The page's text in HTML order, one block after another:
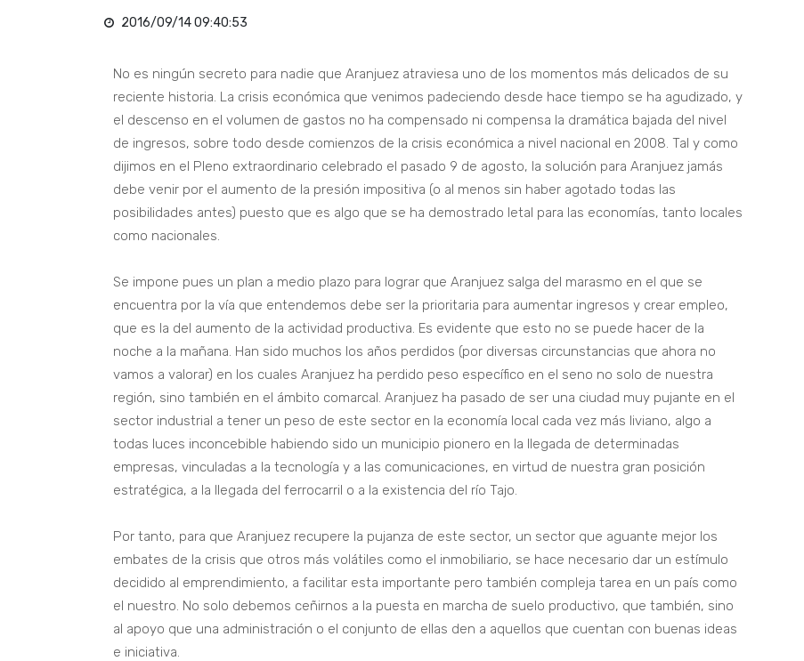
2016/09/14 09:40:53
No es ningún secreto para nadie que Aranjuez atraviesa uno de los momentos más delicados de su
reciente historia. La crisis económica que venimos padeciendo desde hace tiempo se ha agudizado, y
el descenso en el volumen de gastos no ha compensado ni compensa la dramática bajada del nivel
de ingresos, sobre todo desde comienzos de la crisis económica a nivel nacional en 2008. Tal y como
dijimos en el Pleno extraordinario celebrado el pasado 9 de agosto, la solución para Aranjuez jamás
debe venir por el aumento de la presión impositiva (o al menos sin haber agotado todas las
posibilidades antes) puesto que es algo que se ha demostrado letal para las economías, tanto locales
como nacionales.
Se impone pues un plan a medio plazo para lograr que Aranjuez salga del marasmo en el que se
encuentra por la vía que entendemos debe ser la prioritaria para aumentar ingresos y crear empleo,
que es la del aumento de la actividad productiva. Es evidente que esto no se puede hacer de la
noche a la mañana. Han sido muchos los años perdidos (por diversas circunstancias que ahora no
vamos a valorar) en los cuales Aranjuez ha perdido peso específico en el seno no solo de nuestra
región, sino también en el ámbito comarcal. Aranjuez ha pasado de ser una ciudad muy pujante en el
sector industrial a tener un peso de este sector en la economía local cada vez más liviano, algo a
todas luces inconcebible habiendo sido un municipio pionero en la llegada de determinadas
empresas, vinculadas a la tecnología y a las comunicaciones, en virtud de nuestra gran posición
estratégica, a la llegada del ferrocarril o a la existencia del río Tajo.
Por tanto, para que Aranjuez recupere la pujanza de este sector, un sector que aguante mejor los
embates de la crisis que otros más volátiles como el inmobiliario, se hace necesario dar un estímulo
decidido al emprendimiento, a facilitar esta importante pero también compleja tarea en un país como
el nuestro. No solo debemos ceñirnos a la puesta en marcha de suelo productivo, que también, sino
al apoyo que una administración o el conjunto de ellas den a aquellos que cuentan con buenas ideas
e iniciativa.